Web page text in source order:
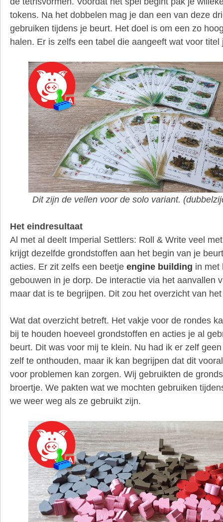
tokens. Na het dobbelen mag je dan een van deze
gebruiken tijdens je beurt. Het doel is om een zo
halen. Er is zelfs een tabel die aangeeft wat voor
Dit zijn de vellen voor de solo variant.
Het eindresultaat
Al met al deelt Imperial Settlers: Roll & Write veel
krijgt dezelfde grondstoffen aan het begin van je
acties. Er zit zelfs een beetje engine building in met
gebouwen in je dorp. De interactie via het aanvallen
maar dat is te begrijpen. Dit zou het overzicht van
Wat dat overzicht betreft. Het vakje voor de rondes
bij te houden hoeveel grondstoffen en acties je al
beurt. Dit was voor mij te klein. Nu had ik er zelf
zelf te onthouden, maar ik kan begrijpen dat dit
voor problemen kan zorgen. Wij gebruikten de
broertje. We pakten wat we mochten gebruiken
we weer weg als ze gebruikt zijn.